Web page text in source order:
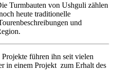
Turmbauten von Ushguli zählen
heute traditionelle
und
führen ihn seit vielen
in einem Projekt zum Erhalt des